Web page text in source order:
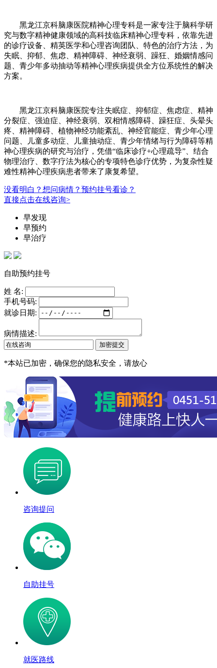
黑龙江京科脑康医院精神心理专科是一家专注于脑科学研
究与数字精神健康领域的高科技临床精神心理专科，依靠先进
的诊疗设备、精英医学和心理咨询团队、特色的治疗方法，为
失眠、抑郁、焦虑、精神障碍、神经衰弱、躁狂、婚姻情感问
题、青少年多动抽动等精神心理疾病提供全方位系统性的解决
方案。
黑龙江京科脑康医院专注失眠症、抑郁症、焦虑症、精神
分裂症、强迫症、神经衰弱、双相情感障碍、躁狂症、头晕头
疼、精神障碍、植物神经功能紊乱、神经官能症、青少年心理
问题、儿童多动症、儿童抽动症、青少年情绪与行为障碍等精
神心理疾病的研究与治疗，凭借“临床诊疗+心理疏导”、结合
物理治疗、数字疗法为核心的专项特色诊疗优势，为复杂性疑
难性精神心理疾病患者带来了康复希望。
没看明白？想问病情？预约挂号看诊？
直接点击在线咨询>
早发现
早预约
早治疗
自助预约挂号
姓 名:
手机号码:
就诊日期:
病情描述:
*本站已加密，确保您的隐私安全，请放心
咨询提问
自助挂号
就医路线